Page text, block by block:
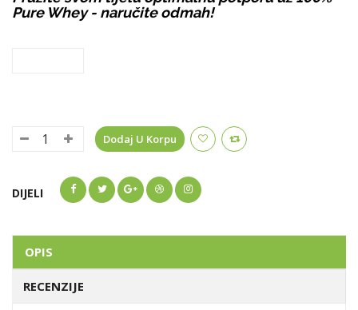
Pure Whey - naručite odmah!
Dodaj U Korpu
DIJELI
OPIS
RECENZIJE